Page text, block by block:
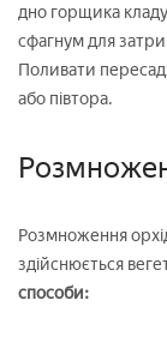
дно горщика
сфагнум для
Поливати
або півтора.
Розмноження
здійснюється
способи: